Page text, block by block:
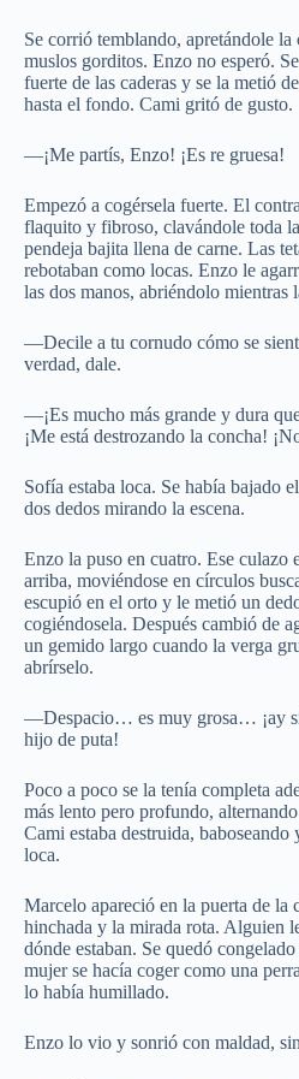
Se corrió temblando, apretándole la
muslos gorditos. Enzo no esperó.
fuerte de las caderas y se la metió
hasta el fondo. Cami gritó de gusto.
—¡Me partís, Enzo! ¡Es re gruesa!
Empezó a cogérsela fuerte. El
flaquito y fibroso, clavándole toda
pendeja bajita llena de carne. Las
rebotaban como locas. Enzo le
las dos manos, abriéndolo mientras
—Decile a tu cornudo cómo se
verdad, dale.
—¡Es mucho más grande y dura
¡Me está destrozando la concha!
Sofía estaba loca. Se había bajado
dos dedos mirando la escena.
Enzo la puso en cuatro. Ese culazo
arriba, moviéndose en círculos
escupió en el orto y le metió un
cogiéndosela. Después cambió de
un gemido largo cuando la verga
abrírselo.
—Despacio… es muy grosa… ¡ay
hijo de puta!
Poco a poco se la tenía completa
más lento pero profundo,
Cami estaba destruida,
loca.
Marcelo apareció en la puerta de la
hinchada y la mirada rota. Alguien
dónde estaban. Se quedó
mujer se hacía coger como una
lo había humillado.
Enzo lo vio y sonrió con maldad,